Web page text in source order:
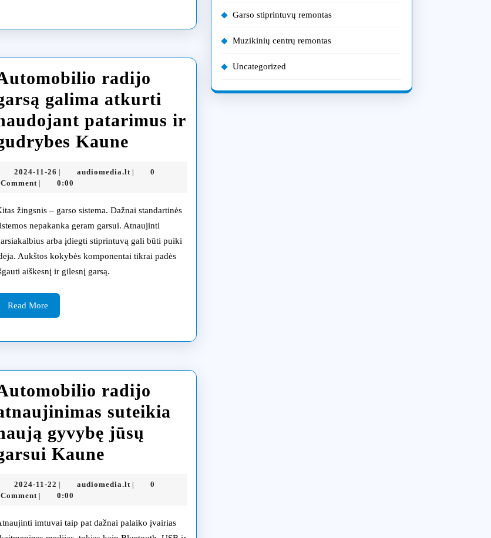
radijo
galima atkurti
patarimus ir
KauneAutomobilio
garsą
galima
atkurti
naudojant
patarimus
2024-11-26 2024-
11-
audiomedia.ltaudiomedia.lt
0
Comment
0:00
nepakanka geram garsui. Atnaujinti
arba įdiegti stiprintuvą gali būti puiki
Aukštos kokybės komponentai tikrai padės
aiškesnį ir gilesnį garsą.
Read MoreRead
More
radijo
suteikia
gyvybę jūsų
KauneAutomobilio
atnaujinimas
suteikia
2024-11-22 2024-
11-
audiomedia.ltaudiomedia.lt
0
Comment
0:00
įvairias
Garso stiprintuvų remontas
Muzikinių centrų remontas
Uncategorized